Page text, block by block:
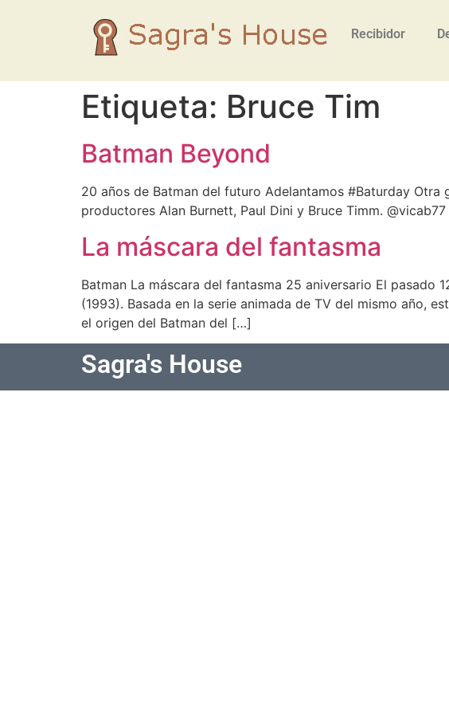
Recibidor
Etiqueta: Bruce Tim
Batman Beyond
20 años de Batman del futuro Adelantamos #Baturday
productores Alan Burnett, Paul Dini y Bruce Timm.
La máscara del fantasma
Batman La máscara del fantasma 25 aniversario El pasado
(1993). Basada en la serie animada de TV del mismo año,
el origen del Batman del […]
Sagra's House